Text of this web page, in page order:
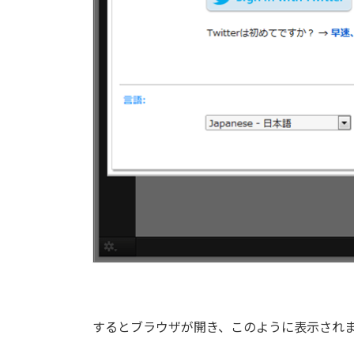
するとブラウザが開き、このように表示され